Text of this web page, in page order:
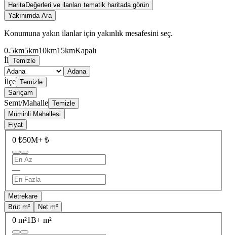
HaritaDeğerleri ve ilanları tematik haritada görün
Yakınımda Ara
Konumuna yakın ilanlar için yakınlık mesafesini seç.
0.5km5km10km15kmKapalı
İl Temizle
Adana
İlçe Temizle
Sarıçam
Semt/Mahalle Temizle
Müminli Mahallesi
Fiyat
0 ₺50M+ ₺
—
Metrekare
Brüt m²
Net m²
0 m²1B+ m²